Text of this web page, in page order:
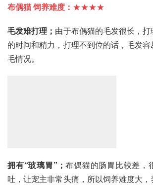
布偶猫 饲养难度： ★★★★
毛发难打理； 由于布偶猫的毛发很长，打
的时间和精力，打理不到位的话，毛发
毛情况。
拥有“玻璃胃”； 布偶猫的肠胃比较差，
吐，让宠主非常头痛，所以饲养难度大